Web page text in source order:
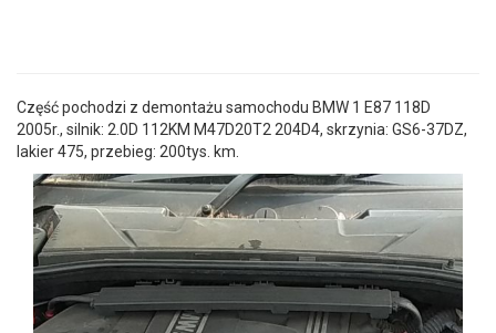
Część pochodzi z demontażu samochodu BMW 1 E87 118D
2005r., silnik: 2.0D 112KM M47D20T2 204D4, skrzynia: GS6-37DZ,
lakier 475, przebieg: 200tys. km.